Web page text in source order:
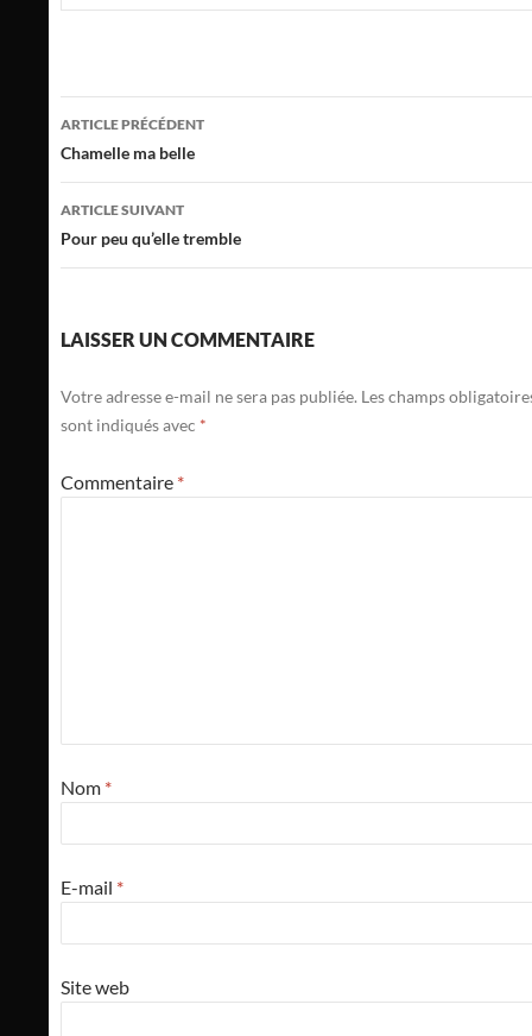
Navigation
des
articles
ARTICLE PRÉCÉDENT
Chamelle ma belle
ARTICLE SUIVANT
Pour peu qu’elle tremble
LAISSER UN COMMENTAIRE
Votre adresse e-mail ne sera pas publiée. Les champs
sont indiqués avec *
Commentaire *
Nom *
E-mail *
Site web